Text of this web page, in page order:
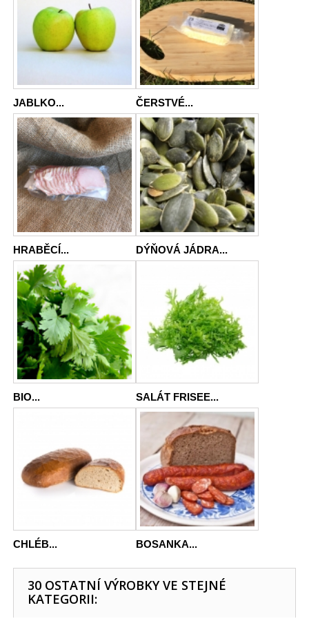
JABLKO... ČERSTVÉ...
HRABĚCÍ... DÝŇOVÁ JÁDRA...
BIO... SALÁT FRISEE...
CHLÉB... BOSANKA...
30 OSTATNÍ VÝROBKY VE STEJNÉ
KATEGORII: